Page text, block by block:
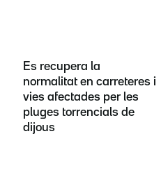
Es recupera la
normalitat en carreteres i
vies afectades per les
pluges torrencials de
dijous